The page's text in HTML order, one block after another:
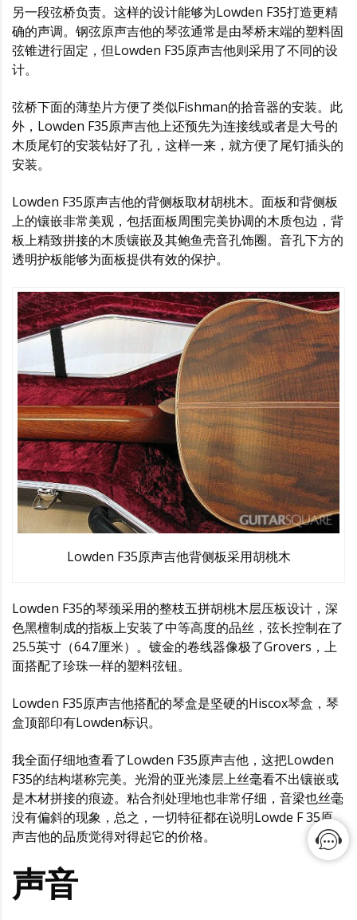
另一段弦桥负责。这样的设计能够为Lowden F35打造更精
确的声调。钢弦原声吉他的琴弦通常是由琴桥末端的塑料固
弦锥进行固定，但Lowden F35原声吉他则采用了不同的设
计。
弦桥下面的薄垫片方便了类似Fishman的拾音器的安装。此
外，Lowden F35原声吉他上还预先为连接线或者是大号的
木质尾钉的安装钻好了孔，这样一来，就方便了尾钉插头的
安装。
Lowden F35原声吉他的背侧板取材胡桃木。面板和背侧板
上的镶嵌非常美观，包括面板周围完美协调的木质包边，背
板上精致拼接的木质镶嵌及其鲍鱼壳音孔饰圈。音孔下方的
透明护板能够为面板提供有效的保护。
Lowden F35原声吉他背侧板采用胡桃木
Lowden F35的琴颈采用的整枝五拼胡桃木层压板设计，深
色黑檀制成的指板上安装了中等高度的品丝，弦长控制在了
25.5英寸（64.7厘米）。镀金的卷线器像极了Grovers，上
面搭配了珍珠一样的塑料弦钮。
Lowden F35原声吉他搭配的琴盒是坚硬的Hiscox琴盒，琴
盒顶部印有Lowden标识。
我全面仔细地查看了Lowden F35原声吉他，这把Lowden
F35的结构堪称完美。光滑的亚光漆层上丝毫看不出镶嵌或
是木材拼接的痕迹。粘合剂处理地也非常仔细，音梁也丝毫
没有偏斜的现象，总之，一切特征都在说明Lowde F 35原
声吉他的品质觉得对得起它的价格。
声音